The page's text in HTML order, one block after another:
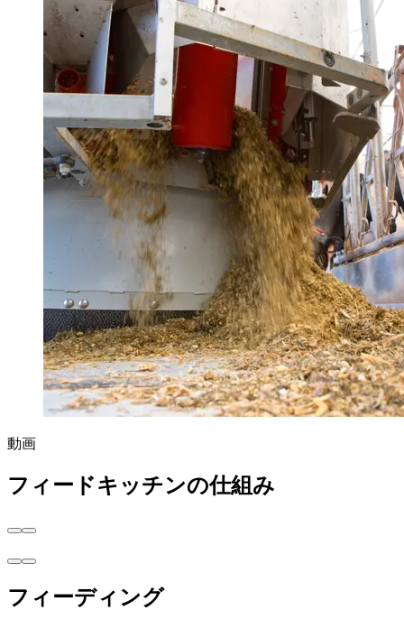
動画
フィードキッチンの仕組み
フィーディング